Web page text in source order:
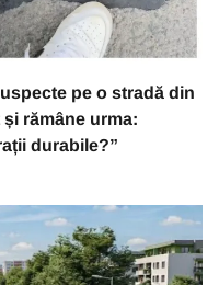
pe o stradă din
rămâne urma:
durabile?”